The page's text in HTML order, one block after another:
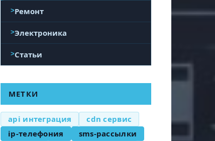
Ремонт
Электроника
Статьи
МЕТКИ
api интеграция
cdn сервис
ip-телефония
sms-рассылки